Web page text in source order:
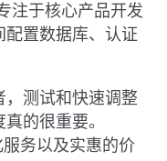
注于核心产品开发
置数据库、认证
，测试和快速调整
的很重要。
务以及实惠的价